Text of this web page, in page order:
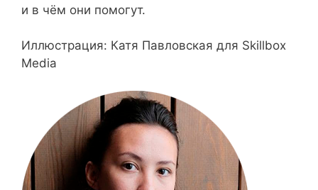
и в чём они помогут.
Иллюстрация: Катя Павловская для Skillbox
Media